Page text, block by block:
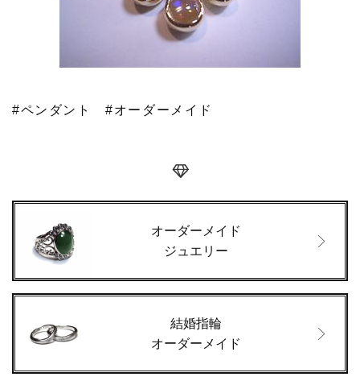
#ペンダント #オーダーメイド
オーダーメイド
ジュエリー
結婚指輪
オーダーメイド